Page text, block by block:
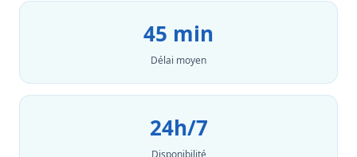
45 min
Délai moyen
24h/7
Disponibilité